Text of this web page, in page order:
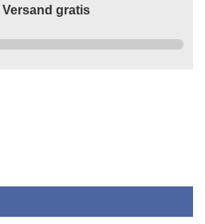
Versand gratis